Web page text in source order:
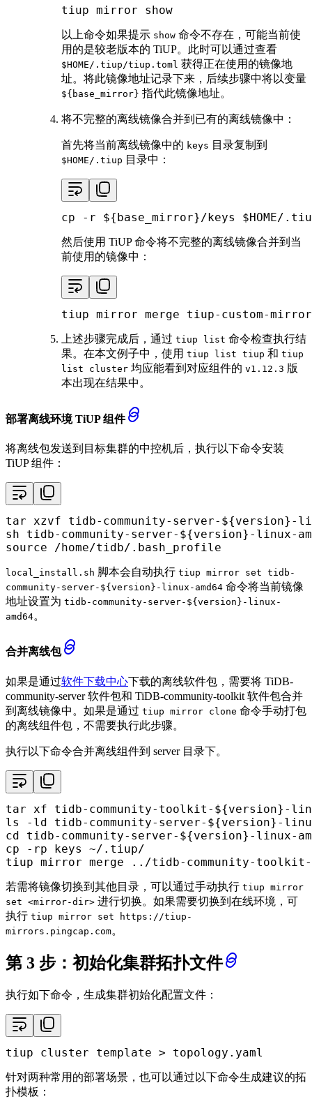
tiup mirror show
以上命令如果提示 show 命令不存在，可能当前使
用的是较老版本的 TiUP。此时可以通过查看
$HOME/.tiup/tiup.toml 获得正在使用的镜像地
址。将此镜像地址记录下来，后续步骤中将以变量
${base_mirror} 指代此镜像地址。
将不完整的离线镜像合并到已有的离线镜像中：
首先将当前离线镜像中的 keys 目录复制到
$HOME/.tiup 目录中：
cp -r ${base_mirror}/keys $HOME/
然后使用 TiUP 命令将不完整的离线镜像合并到当
前使用的镜像中：
tiup mirror merge tiup-custom-
上述步骤完成后，通过 tiup list 命令检查执行结
果。在本文例子中，使用 tiup list tiup 和 tiup
list cluster 均应能看到对应组件的 v1.12.3 版
本出现在结果中。
部署离线环境 TiUP 组件
将离线包发送到目标集群的中控机后，执行以下命令安装
TiUP 组件：
tar xzvf tidb-community-server- ${version} -
sh tidb-community-server- ${version}
source /home/tidb/.bash_profile
local_install.sh 脚本会自动执行 tiup mirror set tidb-
community-server-${version}-linux-amd64 命令将当前镜像
地址设置为 tidb-community-server-${version}-linux-
amd64。
合并离线包
如果是通过软件下载中心下载的离线软件包，需要将 TiDB-
community-server 软件包和 TiDB-community-toolkit 软件包合并
到离线镜像中。如果是通过 tiup mirror clone 命令手动打包
的离线组件包，不需要执行此步骤。
执行以下命令合并离线组件到 server 目录下。
tar xf tidb-community-toolkit- ${version}
ls
-ld tidb-community-server- ${version} -
cd tidb-community-server- ${version}
cp -rp keys ~/.tiup/
tiup mirror merge ../tidb-community-toolkit-
若需将镜像切换到其他目录，可以通过手动执行 tiup mirror
set <mirror-dir> 进行切换。如果需要切换到在线环境，可
执行 tiup mirror set https://tiup-
mirrors.pingcap.com。
第 3 步：初始化集群拓扑文件
执行如下命令，生成集群初始化配置文件：
tiup cluster template > topology.yaml
针对两种常用的部署场景，也可以通过以下命令生成建议的拓
扑模板：